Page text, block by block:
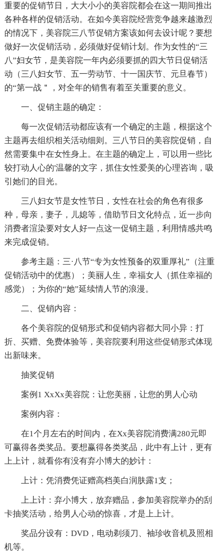
重要的促销节日，大大小小的美容院都会在这一期间推出
各种各样的促销活动。在如今美容院经营竞争越来越激烈
的情况下，美容院三八节促销方案该如何去设计呢？要想
做好一次促销活动，必须做好促销计划。作为女性的“三
八”妇女节，是美容院一年内必须要抓的四大节日促销活
动（三八妇女节、五一劳动节、十一国庆节、元旦春节）
的“第一战＂，对全年的销售有着至关重要的意义。
一、促销主题的确定：
每一次促销活动都应该有一个确定的主题，根据这个
主题再去组织相关活动细则。三八节日的美容院促销，自
然需要集中在女性身上。在主题的确定上，可以用一些比
较打动人心的'温馨的文字，抓住女性爱美的心理咨询，吸
引她们的目光。
三八妇女节是女性节日，女性在社会的角色有很多
种，母亲，妻子，儿媳等，借助节日文化特点，近一步向
消费者渲染要对女人好一点这一促销主题，利用情感共鸣
来完成促销。
参考主题：三·八节“专为女性预备的双重厚礼”（注重
促销活动中的优惠）；美丽人生，幸福女人（抓住幸福的
感觉）；为你的“她”延续情人节的浪漫。
二、促销内容：
各个美容院的促销形式和促销内容都大同小异：打
折、买赠、免费体验等，美容院要利用这些促销形式体现
出新味来。
抽奖促销
案例1 XxXx美容院：让您美丽，让您的男人心动
案例内容：
在1个月左右的时间内，在Xx美容院消费满280元即
可赢得各类奖品。要想赢得各类奖品，此中有上计，更有
上上计，就看你有没有弃小博大的妙计：
上计：凭消费凭证赠高档美白润肤露1支；
上上计：弃小博大，放弃赠品，参加美容院举办的刮
卡抽奖活动，给男人心动的惊喜，才是上上计。
奖品分设有：DVD，电动剃须刀、袖珍收音机及照相
机等。